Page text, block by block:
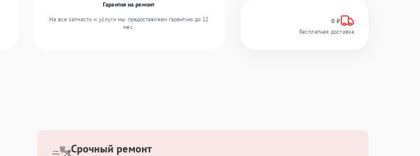
Гарантия на ремонт
На все запчасти и услуги мы предоставляем гарантию до 12
мес.
0 ₽
бесплатная доставка
Срочный ремонт